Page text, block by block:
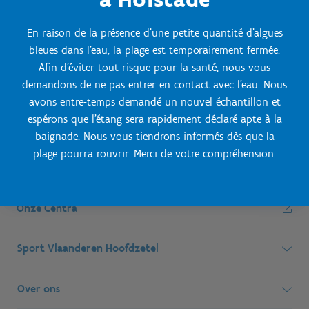
En raison de la présence d'une petite quantité d'algues
bleues dans l'eau, la plage est temporairement fermée.
Afin d'éviter tout risque pour la santé, nous vous
demandons de ne pas entrer en contact avec l'eau. Nous
avons entre-temps demandé un nouvel échantillon et
espérons que l'étang sera rapidement déclaré apte à la
baignade. Nous vous tiendrons informés dès que la
plage pourra rouvrir. Merci de votre compréhension.
Onze Centra
Sport Vlaanderen Hoofdzetel
Simon Bolivarlaan 17
Over ons